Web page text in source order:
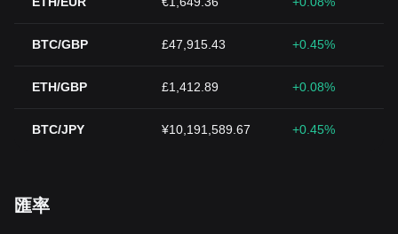
BTC/GBP £47,915.43 +0.45%
ETH/GBP £1,412.89 +0.08%
BTC/JPY ¥10,191,589.67 +0.45%
匯率